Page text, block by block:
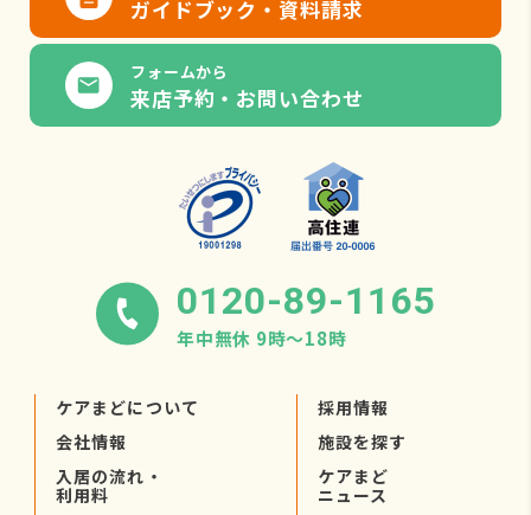
ガイドブック・資料請求
フォームから
来店予約・お問い合わせ
0120-89-1165
年中無休 9時〜18時
ケアまどについて
会社情報
入居の流れ・
利用料
採用情報
施設を探す
ケアまど
ニュース